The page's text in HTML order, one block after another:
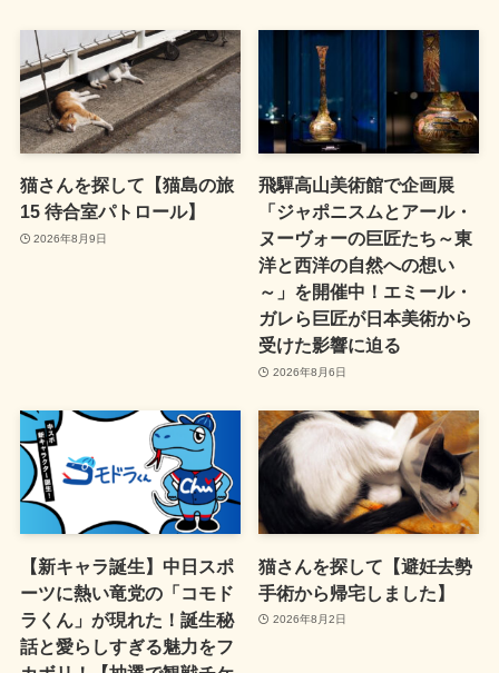
猫さんを探して【猫島の旅
15 待合室パトロール】
2026年8月9日
飛驒高山美術館で企画展
「ジャポニスムとアール・
ヌーヴォーの巨匠たち～東
洋と西洋の自然への想い
～」を開催中！エミール・
ガレら巨匠が日本美術から
受けた影響に迫る
2026年8月6日
【新キャラ誕生】中日スポ
ーツに熱い竜党の「コモド
ラくん」が現れた！誕生秘
話と愛らしすぎる魅力をフ
猫さんを探して【避妊去勢
手術から帰宅しました】
2026年8月2日